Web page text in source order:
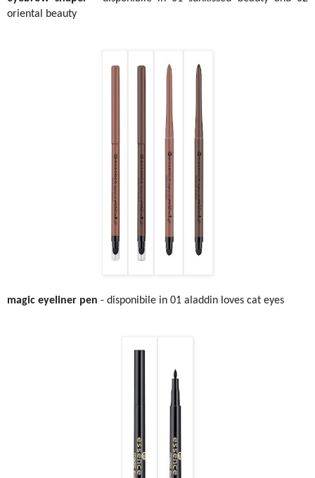
oriental beauty
magic eyeliner pen - disponibile in 01 aladdin loves cat eyes